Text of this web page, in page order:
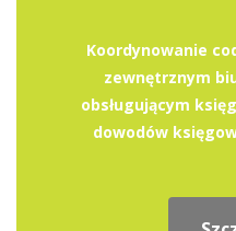
Koordynowanie
zewnętrznym
obsługującym
dowodów